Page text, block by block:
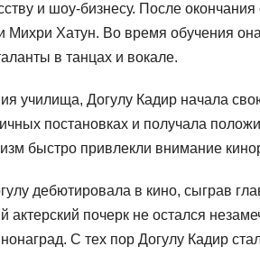
и шоу-бизнесу. После
Хатун. Во время обучения
в танцах и вокале.
училища, Догулу Кадир начала
постановках и получала
быстро привлекли внимание
дебютировала в кино, сыграв
актерский почерк не остался
С тех пор Догулу Кадир